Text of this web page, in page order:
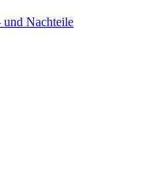
und Nachteile